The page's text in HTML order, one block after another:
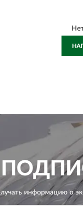
информацию о